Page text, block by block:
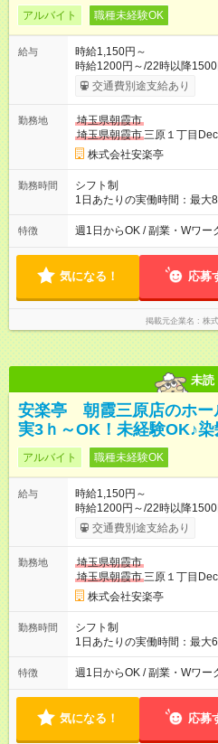
アルバイト 職種未経験OK
給与
時給1,150円～
時給1200円～/22時以降1500円 ＜土日祝時給+50円＞ ※高
時給1150円 【試用期間】試用期間あり 試用期間の長さ：12ヶ
月 雇用形態、給与は本採用
交通費別途支給あり
勤務地
埼玉県朝霞市
埼玉県朝霞市三原１丁目
株式会社安楽亭
勤務時間
シフト制
1日あたりの実働時間：最大
日3時間～OK！】 ＊レギュラ
ものお迎えまでの時間」 「
談可能◎
特徴 週1日からOK / 副業・Wワー
気になる！ 応募
掲載元企業名 株
未読
安楽亭 朝霞三原店のホー
実3ｈ～OK！未経験OK♪
アルバイト 職種未経験OK
給与
時給1,150円～
時給1200円～/22時以降1500円 ＜土日祝時給+50円＞ ※高
時給1150円 【試用期間】試用期間あり 試用期間の長さ：12ヶ
月 雇用形態、給与は本採用
交通費別途支給あり
勤務地
埼玉県朝霞市
埼玉県朝霞市三原１丁目
株式会社安楽亭
勤務時間
シフト制
1日あたりの実働時間：最大
～/短時間OK！＞ ※18歳未満・
トは自己申告制だから私生
して短時間」など希望に合
特徴 週1日からOK / 副業・Wワー
気になる！ 応募